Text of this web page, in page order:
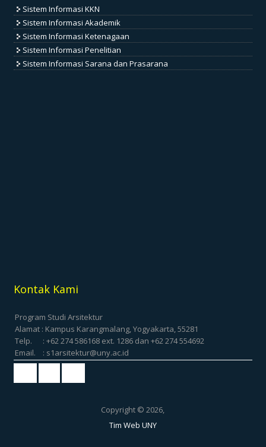
Sistem Informasi KKN
Sistem Informasi Akademik
Sistem Informasi Ketenagaan
Sistem Informasi Penelitian
Sistem Informasi Sarana dan Prasarana
Kontak Kami
Program Studi Arsitektur
Alamat : Kampus Karangmalang, Yogyakarta, 55281
Telp. : +62 274 586168 ext. 1286 dan +62 274 554692
Email. : s1arsitektur@uny.ac.id
Copyright © 2026,
Tim Web UNY